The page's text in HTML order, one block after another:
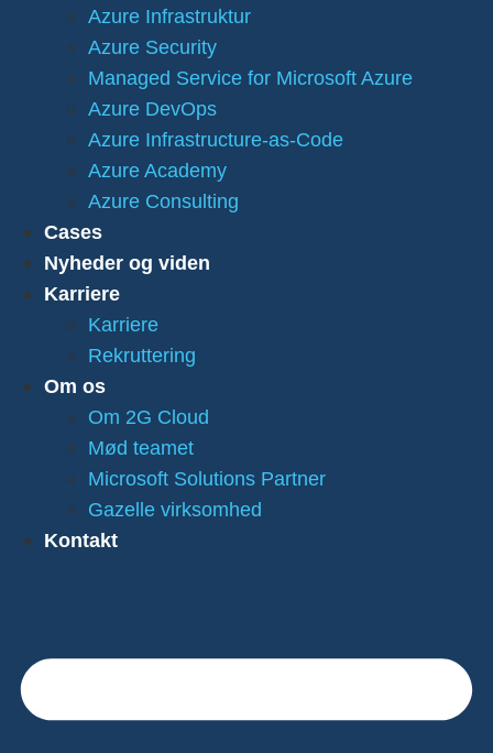
Azure Infrastruktur
Azure Security
Managed Service for Microsoft Azure
Azure DevOps
Azure Infrastructure-as-Code
Azure Academy
Azure Consulting
Cases
Nyheder og viden
Karriere
Karriere
Rekruttering
Om os
Om 2G Cloud
Mød teamet
Microsoft Solutions Partner
Gazelle virksomhed
Kontakt